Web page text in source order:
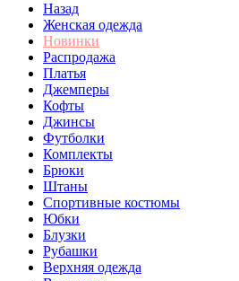
Назад
Женская одежда
Новинки
Распродажа
Платья
Джемперы
Кофты
Джинсы
Футболки
Комплекты
Брюки
Штаны
Спортивные костюмы
Юбки
Блузки
Рубашки
Верхняя одежда